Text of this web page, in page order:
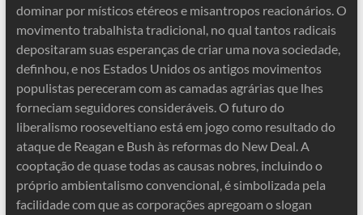
dominar por místicos etéreos e misantropos reacionários. O
movimento trabalhista tradicional, no qual tantos radicais
depositaram suas esperanças de criar uma nova sociedade,
definhou, e nos Estados Unidos os antigos movimentos
populistas pereceram com as camadas agrárias que lhes
forneciam seguidores consideráveis. O futuro do
liberalismo rooseveltiano está em jogo como resultado do
ataque de Reagan e Bush às reformas do New Deal. A
cooptação de quase todas as causas nobres, incluindo o
próprio ambientalismo convencional, é simbolizada pela
facilidade com que as corporações apregoam o slogan